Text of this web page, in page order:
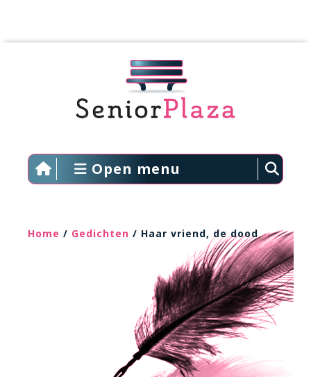
Open menu
Home / Gedichten / Haar vriend, de dood